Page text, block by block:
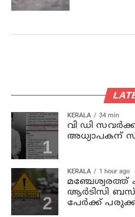
KERALA 34 min
വി ഡി
അധ്യാപകന്
KERALA 1 hour ago
മഞ്ചേശ്വരത്ത്
ആര്‍ടിസി ബസ്
പേര്‍ക്ക്